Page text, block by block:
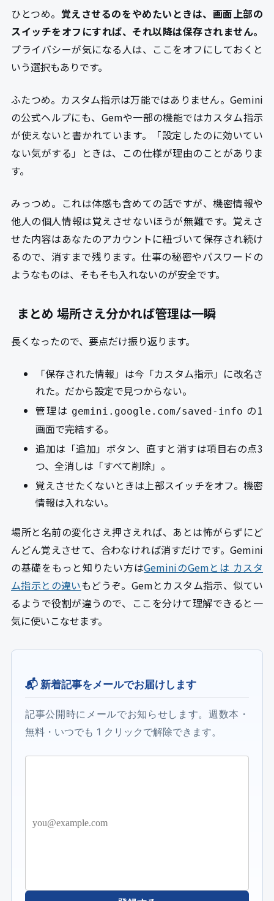
ひとつめ。 覚えさせるのをやめたいときは、画面上部の
スイッチをオフにすれば、それ以降は保存されません。
プライバシーが気になる人は、ここをオフにしておくと
いう選択もありです。
ふたつめ。カスタム指示は万能ではありません。Gemini
の公式ヘルプにも、Gemや一部の機能ではカスタム指示
が使えないと書かれています。「設定したのに効いてい
ない気がする」ときは、この仕様が理由のことがありま
す。
みっつめ。これは体感も含めての話ですが、機密情報や
他人の個人情報は覚えさせないほうが無難です。覚えさ
せた内容はあなたのアカウントに紐づいて保存され続け
るので、消すまで残ります。仕事の秘密やパスワードの
ようなものは、そもそも入れないのが安全です。
まとめ 場所さえ分かれば管理は一瞬
長くなったので、要点だけ振り返ります。
「保存された情報」は今「カスタム指示」に改名さ
れた。だから設定で見つからない。
管理は gemini.google.com/saved-info の1
画面で完結する。
追加は「追加」ボタン、直すと消すは項目右の点3
つ、全消しは「すべて削除」。
覚えさせたくないときは上部スイッチをオフ。機密
情報は入れない。
場所と名前の変化さえ押さえれば、あとは怖がらずにど
んどん覚えさせて、合わなければ消すだけです。Gemini
の基礎をもっと知りたい方はGeminiのGemとは カスタ
ム指示との違いもどうぞ。Gemとカスタム指示、似てい
るようで役割が違うので、ここを分けて理解できると一
気に使いこなせます。
📬 新着記事をメールでお届けします
記事公開時にメールでお知らせします。週数本・
無料・いつでも 1 クリックで解除できます。